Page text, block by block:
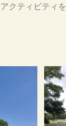
クティビティを